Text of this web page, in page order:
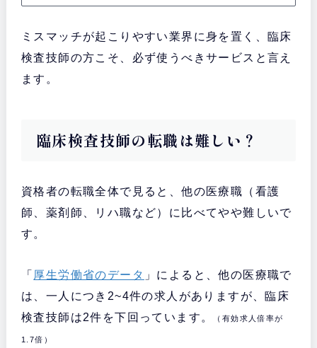
ミスマッチが起こりやすい業界に身を置く、臨床
検査技師の方こそ、必ず使うべきサービスと言え
ます。
臨床検査技師の転職は難しい？
資格者の転職全体で見ると、他の医療職（看護
師、薬剤師、リハ職など）に比べてやや難しいで
す。
「 厚生労働省のデータ 」によると、他の医療職で
は、一人につき2~4件の求人がありますが、臨床
検査技師は2件を下回っています。
（有効求人倍率が
1.7倍）